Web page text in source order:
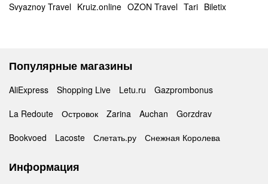
Svyaznoy Travel Kruiz.online OZON Travel Tari Biletix
Популярные магазины
AliExpress Shopping Live Letu.ru
Gazprombonus
La Redoute
Островок Zarina Auchan
Gorzdrav
Bookvoed
Lacoste Слетать.ру Снежная Королева
Информация